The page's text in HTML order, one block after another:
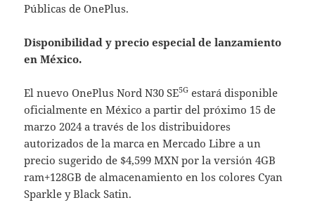
Públicas de OnePlus.
Disponibilidad y precio especial de lanzamiento
en México.
El nuevo OnePlus Nord N30 SE5G estará disponible
oficialmente en México a partir del próximo 15 de
marzo 2024 a través de los distribuidores
autorizados de la marca en Mercado Libre a un
precio sugerido de $4,599 MXN por la versión 4GB
ram+128GB de almacenamiento en los colores Cyan
Sparkle y Black Satin.